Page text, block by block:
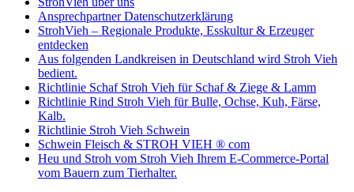
Ansprechpartner Datenschutzerklärung
StrohVieh – Regionale Produkte, Esskultur & Erzeuger
entdecken
Aus folgenden Landkreisen in Deutschland wird Stroh Vieh
bedient.
Richtlinie Schaf Stroh Vieh für Schaf & Ziege & Lamm
Richtlinie Rind Stroh Vieh für Bulle, Ochse, Kuh, Färse,
Kalb.
Richtlinie Stroh Vieh Schwein
Schwein Fleisch & STROH VIEH ® com
Heu und Stroh vom Stroh Vieh Ihrem E-Commerce-Portal
vom Bauern zum Tierhalter.